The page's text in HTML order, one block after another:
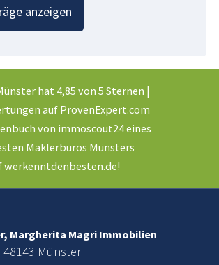
anzeigen
hat 4,85 von 5 Sternen |
auf ProvenExpert.com
von immoscout24 eines
Maklerbüros Münsters
werkenntdenbesten.de!
Margherita Magri Immobilien
48143 Münster